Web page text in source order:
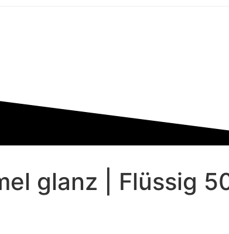
glanz | Flüssig